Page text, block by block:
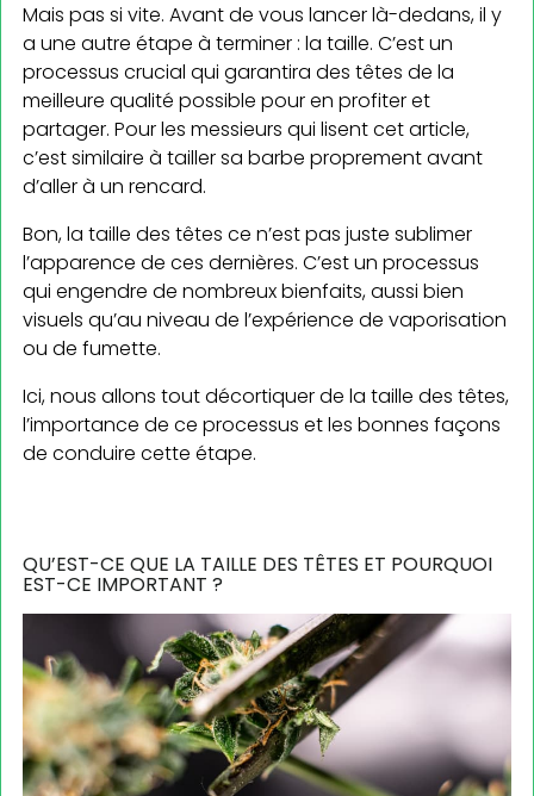
Mais pas si vite. Avant de vous lancer là-dedans, il y
a une autre étape à terminer : la taille. C’est un
processus crucial qui garantira des têtes de la
meilleure qualité possible pour en profiter et
partager. Pour les messieurs qui lisent cet article,
c’est similaire à tailler sa barbe proprement avant
d’aller à un rencard.
Bon, la taille des têtes ce n’est pas juste sublimer
l’apparence de ces dernières. C’est un processus
qui engendre de nombreux bienfaits, aussi bien
visuels qu’au niveau de l’expérience de vaporisation
ou de fumette.
Ici, nous allons tout décortiquer de la taille des têtes,
l’importance de ce processus et les bonnes façons
de conduire cette étape.
QU’EST-CE QUE LA TAILLE DES TÊTES ET POURQUOI
EST-CE IMPORTANT ?